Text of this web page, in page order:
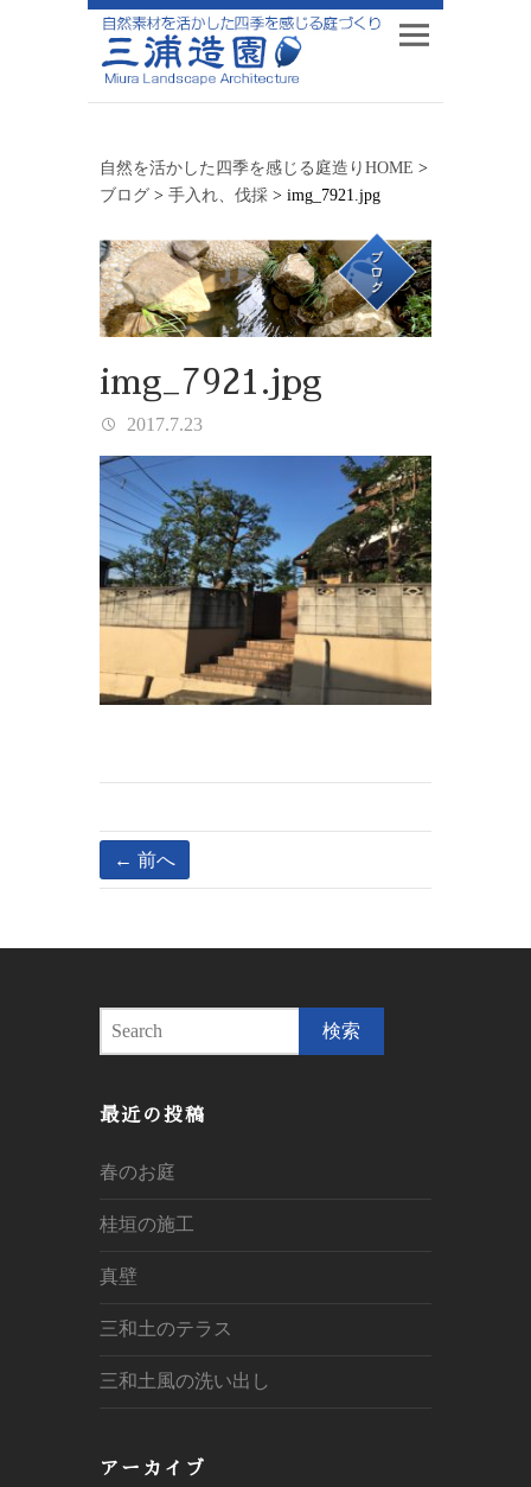
自然を活かした四季を感じる庭造りHOME >
ブログ > 手入れ、伐採 > img_7921.jpg
img_7921.jpg
2017.7.23
← 前へ
e
r
最近の投稿
春のお庭
桂垣の施工
真壁
三和土のテラス
三和土風の洗い出し
アーカイブ